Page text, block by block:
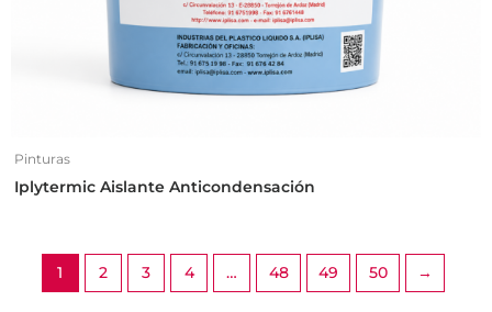
Pinturas
Iplytermic Aislante Anticondensación
1 2 3 4 … 48 49 50 →